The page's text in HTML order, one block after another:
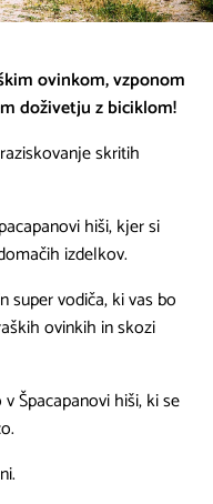
ovinkom, vzponom
doživetju z biciklom!
skritih
hiši, kjer si
izdelkov.
vodiča, ki vas bo
ovinkih in skozi
Špacapanovi hiši, ki se